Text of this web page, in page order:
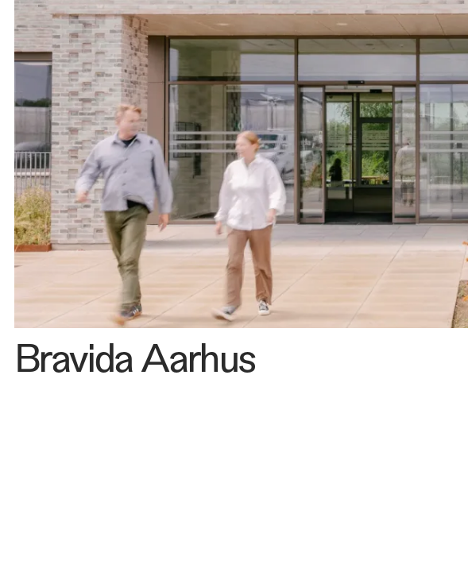
Kontakt os
Bravida Aarhus